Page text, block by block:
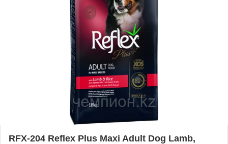
RFX-204 Reflex Plus Maxi Adult Dog Lamb,